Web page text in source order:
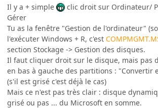
Il y a + simple
clic droit sur Ordinateur/
Gérer
Tu as la fenêtre "Gestion de l'ordinateur"
l'exécuter Windows + R, c'est
section Stockage -> Gestion des disques.
Il faut cliquer droit sur le disque, mais pas
en bas à gauche des partitions : "Convertir
(s'il est grisé c'est déjà le cas)
Mais ce n'est pas très clair : disque
grisé ou pas ... du Microsoft en somme.